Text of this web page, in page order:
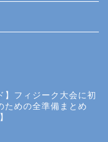
】フィジーク大会に初
ための全準備まとめ